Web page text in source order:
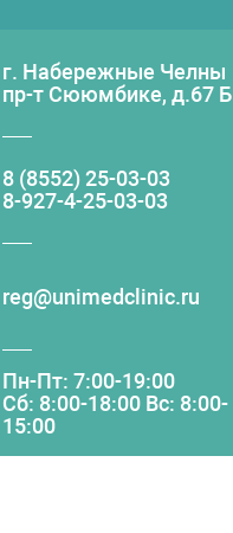
г. Набережные Челны
пр-т Сююмбике, д.67 Б
8 (8552) 25-03-03
8-927-4-25-03-03
reg@unimedclinic.ru
Пн-Пт: 7:00-19:00
Сб: 8:00-18:00 Вс: 8:00-
15:00